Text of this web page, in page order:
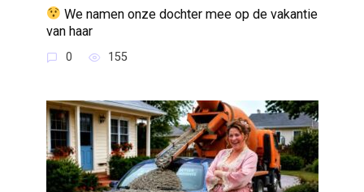
We namen onze dochter mee op de vakantie
van haar
0 155